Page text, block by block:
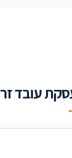
עובד זר